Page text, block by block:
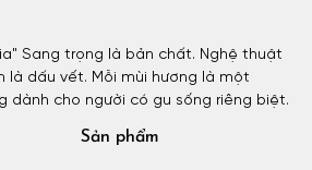
Sang trọng là bản chất. Nghệ thuật
là dấu vết. Mỗi mùi hương là một
dành cho người có gu sống riêng biệt.
Sản phẩm